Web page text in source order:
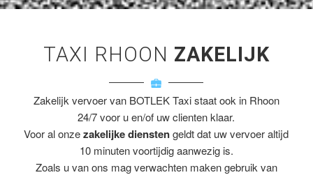
TAXI RHOON ZAKELIJK
Zakelijk vervoer van BOTLEK Taxi staat ook in Rhoon
24/7 voor u en/of uw clienten klaar.
Voor al onzezakelijke dienstengeldt dat uw vervoer altijd
10 minuten voortijdig aanwezig is.
Zoals u van ons mag verwachten maken gebruik van